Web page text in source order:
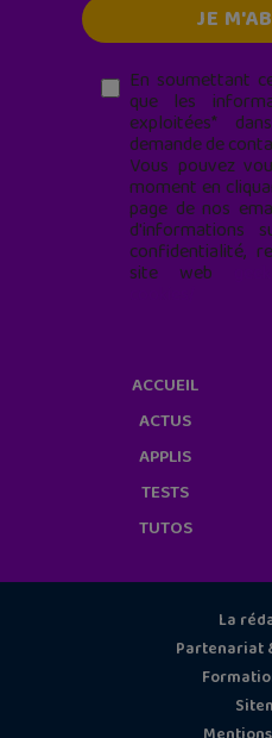
En soumettant
que les
exploitées*
demande de
Vous pouvez
moment en
page de nos
d'informations
confidentialité,
site web
ACCUEIL
ACTUS
APPLIS
TESTS
TUTOS
La
Partenariat